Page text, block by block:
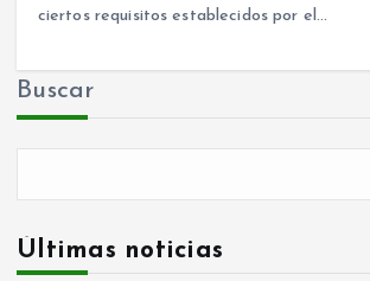
ciertos requisitos establecidos por el…
Buscar
Últimas noticias